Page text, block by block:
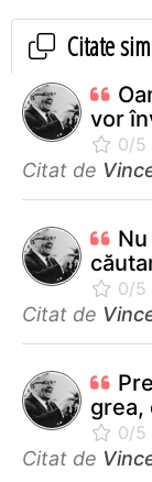
Citate
vor
Citat de
Citat de
grea,
Citat de